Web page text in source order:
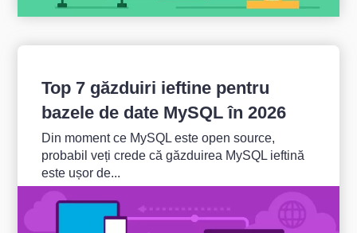
Top 7 găzduiri ieftine pentru
bazele de date MySQL în 2026
Din moment ce MySQL este open source,
probabil veți crede că găzduirea MySQL ieftină
este ușor de...